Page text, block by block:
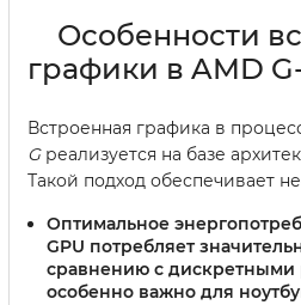
Особенности
графики в AMD
Встроенная графика в
Gреализуется на базе
Такой подход обеспечивает
Оптимальное
GPU потребляет
сравнению с
особенно важно для